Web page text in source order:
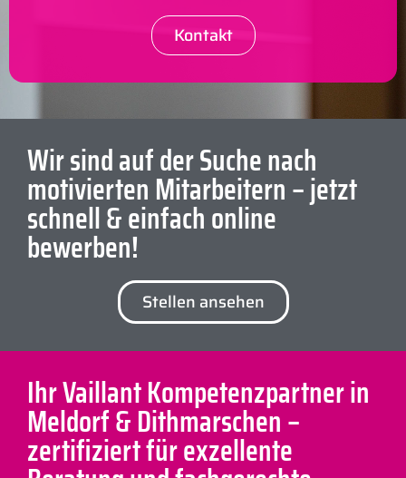
Kontakt
Wir sind auf der Suche nach
motivierten Mitarbeitern – jetzt
schnell & einfach online
bewerben!
Stellen ansehen
Ihr Vaillant Kompetenzpartner in
Meldorf & Dithmarschen –
zertifiziert für exzellente